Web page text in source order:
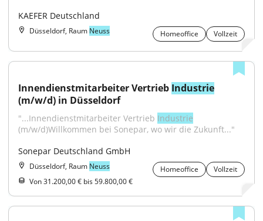
KAEFER Deutschland
Düsseldorf, Raum Neuss Homeoffice Vollzeit
Innendienstmitarbeiter Vertrieb Industrie
(m/w/d) in Düsseldorf
"...Innendienstmitarbeiter Vertrieb Industrie
(m/w/d)Willkommen bei Sonepar, wo wir die Zukunft..."
Sonepar Deutschland GmbH
Düsseldorf, Raum Neuss Homeoffice
Vollzeit
Von 31.200,00 € bis 59.800,00 €